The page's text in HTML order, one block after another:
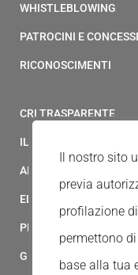
WHISTLEBLOWING
PATROCINI E
RICONOSCIMENTI
CRI TRASPARENTE
IL MODELLO 231
ALBO FORNITORI
ELENCO AVVOCATI
PRIVACY
GESTIONALE GAIA
Il nostro sito
previa
profilazione
permettono
base alla tua